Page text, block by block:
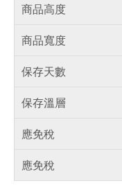
商品高度
商品寬度
保存天數
保存溫層
應免稅
應免稅